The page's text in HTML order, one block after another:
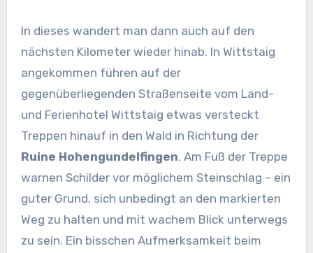
In dieses wandert man dann auch auf den
nächsten Kilometer wieder hinab. In Wittstaig
angekommen führen auf der
gegenüberliegenden Straßenseite vom Land-
und Ferienhotel Wittstaig etwas versteckt
Treppen hinauf in den Wald in Richtung der
Ruine Hohengundelfingen. Am Fuß der Treppe
warnen Schilder vor möglichem Steinschlag – ein
guter Grund, sich unbedingt an den markierten
Weg zu halten und mit wachem Blick unterwegs
zu sein. Ein bisschen Aufmerksamkeit beim